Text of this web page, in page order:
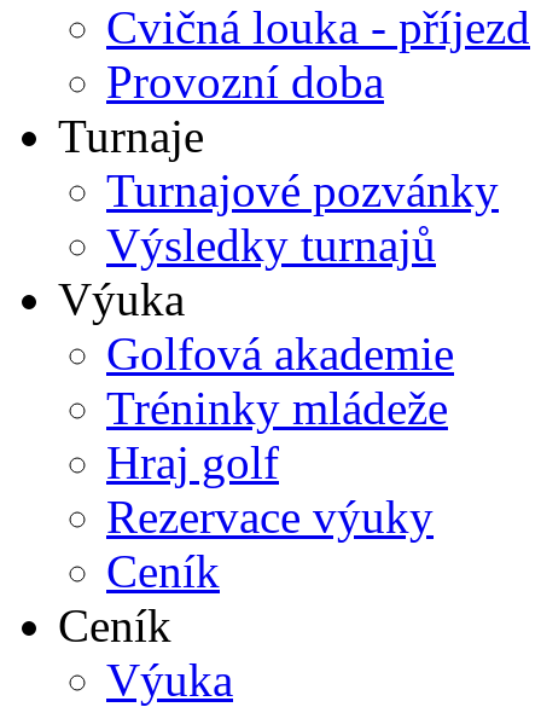
Cvičná louka - příjezd
Provozní doba
Turnaje
Turnajové pozvánky
Výsledky turnajů
Výuka
Golfová akademie
Tréninky mládeže
Hraj golf
Rezervace výuky
Ceník
Ceník
Výuka